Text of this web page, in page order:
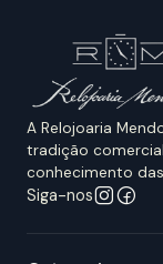
A Relojoaria
tradição
conhecimento
Siga-nos